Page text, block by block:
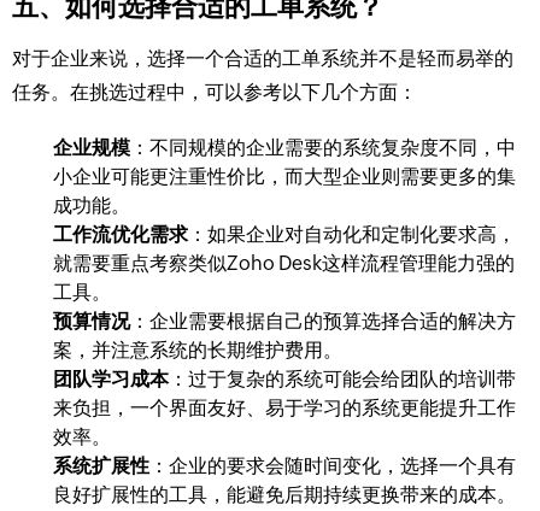
五、如何选择合适的工单系统？
对于企业来说，选择一个合适的工单系统并不是轻而易举的
任务。在挑选过程中，可以参考以下几个方面：
企业规模 ：不同规模的企业需要的系统复杂度不同，中
小企业可能更注重性价比，而大型企业则需要更多的集
成功能。
工作流优化需求：如果企业对自动化和定制化要求高，
就需要重点考察类似Zoho Desk这样流程管理能力强的
工具。
预算情况：企业需要根据自己的预算选择合适的解决方
案，并注意系统的长期维护费用。
团队学习成本：过于复杂的系统可能会给团队的培训带
来负担，一个界面友好、易于学习的系统更能提升工作
效率。
系统扩展性 ：企业的要求会随时间变化，选择一个具有
良好扩展性的工具，能避免后期持续更换带来的成本。